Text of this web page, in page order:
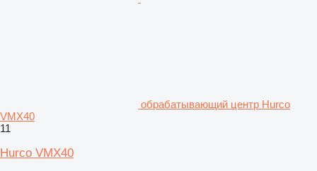
обрабатывающий центр Hurco
VMX40
11
Hurco VMX40